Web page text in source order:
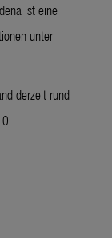
ist eine
unter
derzeit rund